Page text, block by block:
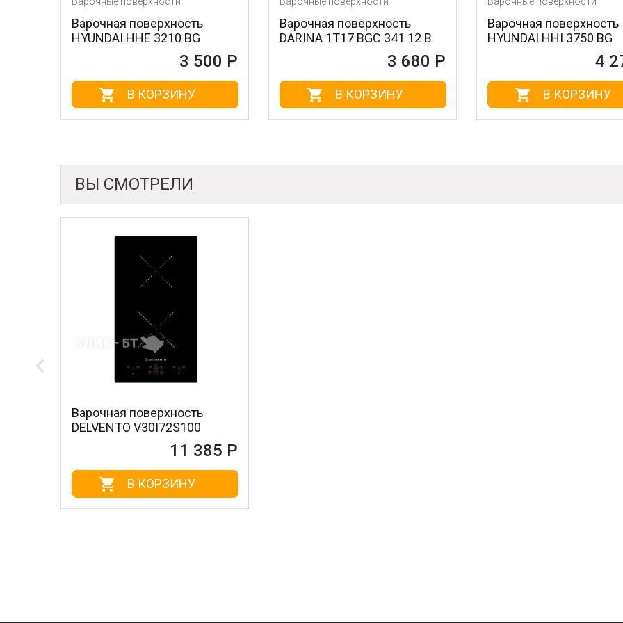
Варочная поверхность
HYUNDAI HHE 3210 BG
3 500 Р
В КОРЗИНУ
Варочная поверхность
DARINA 1T17 BGС 341 12 B
3 680 Р
В КОРЗИНУ
Варочная поверхность
HYUNDAI HHI 3750 BG
4 270 Р
В КОРЗИНУ
ВЫ СМОТРЕЛИ
Варочная поверхность
DELVENTO V30I72S100
11 385 Р
В КОРЗИНУ